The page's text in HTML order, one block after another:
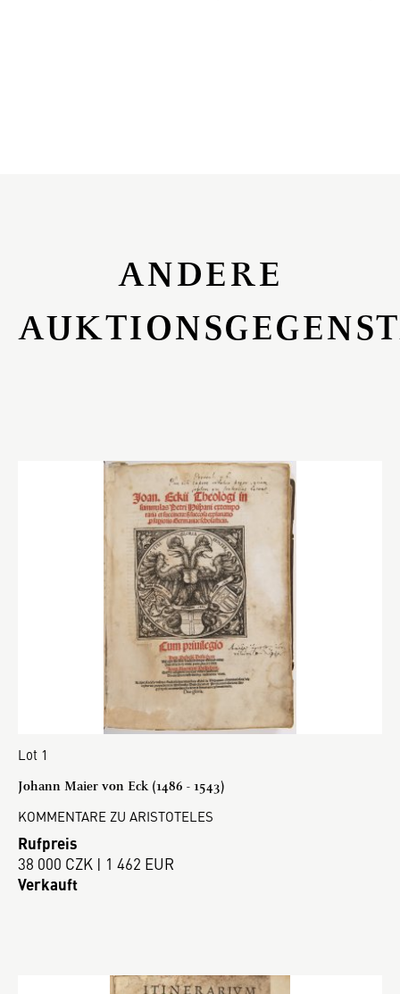
ANDERE
Lot 1
Johann Maier von Eck (1486 - 1543)
KOMMENTARE ZU ARISTOTELES
Rufpreis
38 000 CZK | 1 462 EUR
Verkauft